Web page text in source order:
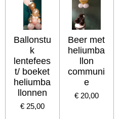
Ballonstu
k
lentefees
t/ boeket
heliumba
llonnen
€ 25,00
Beer met
heliumba
llon
communi
e
€ 20,00